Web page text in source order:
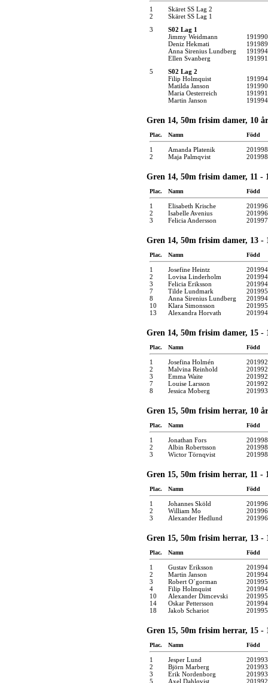
1
Skäret SS Lag 2
2
Skäret SS Lag 1
3
S02 Lag 1
Jimmy Weidmann
191990
Deniz Hekmati
191989
Anna Sirenius Lundberg
191994
Ellen Svanberg
191991
5
S02 Lag 2
Filip Holmquist
191994
Matilda Janson
191990
Maria Oesterreich
191991
Martin Janson
191994
Gren 14, 50m frisim damer, 10
Plac. Namn Född
1 Amanda Platenik
201998
2
Maja Palmqvist 201998
Gren 14, 50m frisim damer, 11 -
Plac. Namn Född
1 Elisabeth Krische
201996
2
Isabelle Avenius
201996
3
Felicia Andersson 201997
Gren 14, 50m frisim damer, 13 -
Plac. Namn Född
1 Josefine Heintz
201994
2
Lovisa Linderholm
201994
3
Felicia Eriksson
201994
7
Tilde Lundmark
201995
8
Anna Sirenius Lundberg
201994
10
Klara Simonsson
201995
13
Alexandra Horvath 201994
Gren 14, 50m frisim damer, 15 -
Plac. Namn Född
1 Josefina Holmén
201992
2
Malvina Reinhold
201992
3
Emma Waite
201992
7
Louise Larsson
201992
8
Jessica Moberg 201993
Gren 15, 50m frisim herrar, 10
Plac. Namn Född
1 Jonathan Fors
201998
2
Albin Robertsson
201998
3
Wictor Törnqvist 201998
Gren 15, 50m frisim herrar, 11 -
Plac. Namn Född
1 Johannes Sköld
201996
2
William Mo
201996
3
Alexander Hedlund 201996
Gren 15, 50m frisim herrar, 13 -
Plac. Namn Född
1 Gustav Eriksson
201994
2
Martin Janson
201994
3
Robert O´gorman
201995
4
Filip Holmquist
201994
10
Alexander Dimcevski
201995
14
Oskar Pettersson
201994
18
Jakob Schariot 201995
Gren 15, 50m frisim herrar, 15 -
Plac. Namn Född
1 Jesper Lund
201993
2
Björn Marberg
201993
3
Erik Nordenborg
201993
5
Axel Dahlqvist
201992